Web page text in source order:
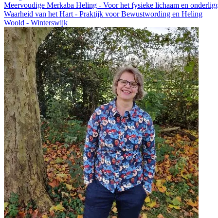
Meervoudige Merkaba Heling - Voor het fysieke lichaam en
Waarheid van het Hart - Praktijk voor Bewustwording en Heling
Woold - Winterswijk